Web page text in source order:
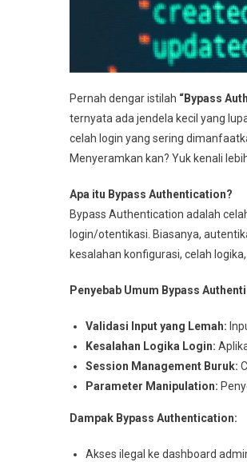
Pernah dengar istilah “Bypass
ternyata ada jendela kecil yang
celah login yang sering
Menyeramkan kan? Yuk kenali
Apa itu Bypass Authentication?
Bypass Authentication adalah
login/otentikasi. Biasanya,
kesalahan konfigurasi, celah
Penyebab Umum Bypass
Validasi Input yang Lemah:
Kesalahan Logika Login:
Session Management Buruk:
Parameter Manipulation:
Dampak Bypass Authentication:
Akses ilegal ke dashboard